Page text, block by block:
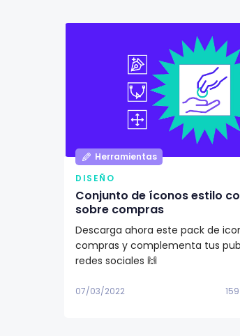
Herramientas
DISEÑO
Conjunto de íconos estilo
sobre compras
Descarga ahora este pack de
compras y complementa tus
redes sociales 🙌
07/03/2022